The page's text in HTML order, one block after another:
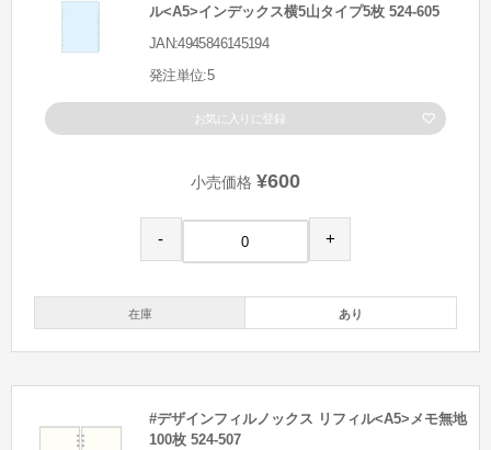
ル<A5>インデックス横5山タイプ5枚 524-605
JAN:4945846145194
発注単位:5
お気に入りに登録
小売価格 ¥600
- +
在庫 あり
#デザインフィルノックス リフィル<A5>メモ無地
100枚 524-507